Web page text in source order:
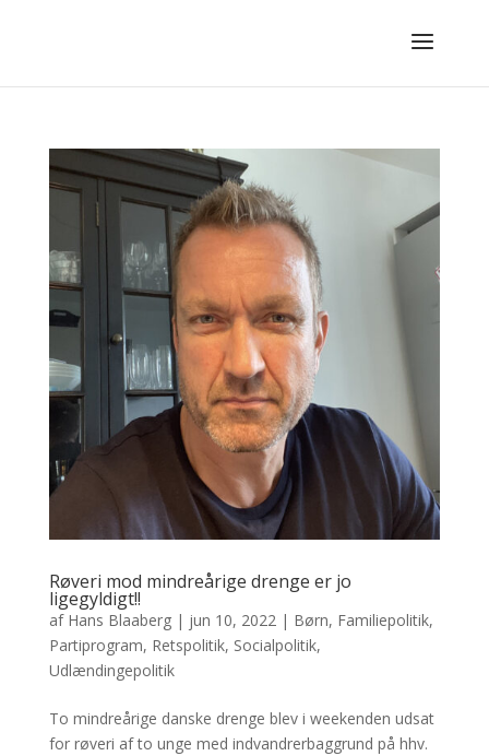
Røveri mod mindreårige drenge er jo
ligegyldigt!!
af Hans Blaaberg| jun 10, 2022| Børn, Familiepolitik,
Partiprogram, Retspolitik, Socialpolitik,
Udlændingepolitik
To mindreårige danske drenge blev i weekenden udsat
for røveri af to unge med indvandrerbaggrund på hhv.